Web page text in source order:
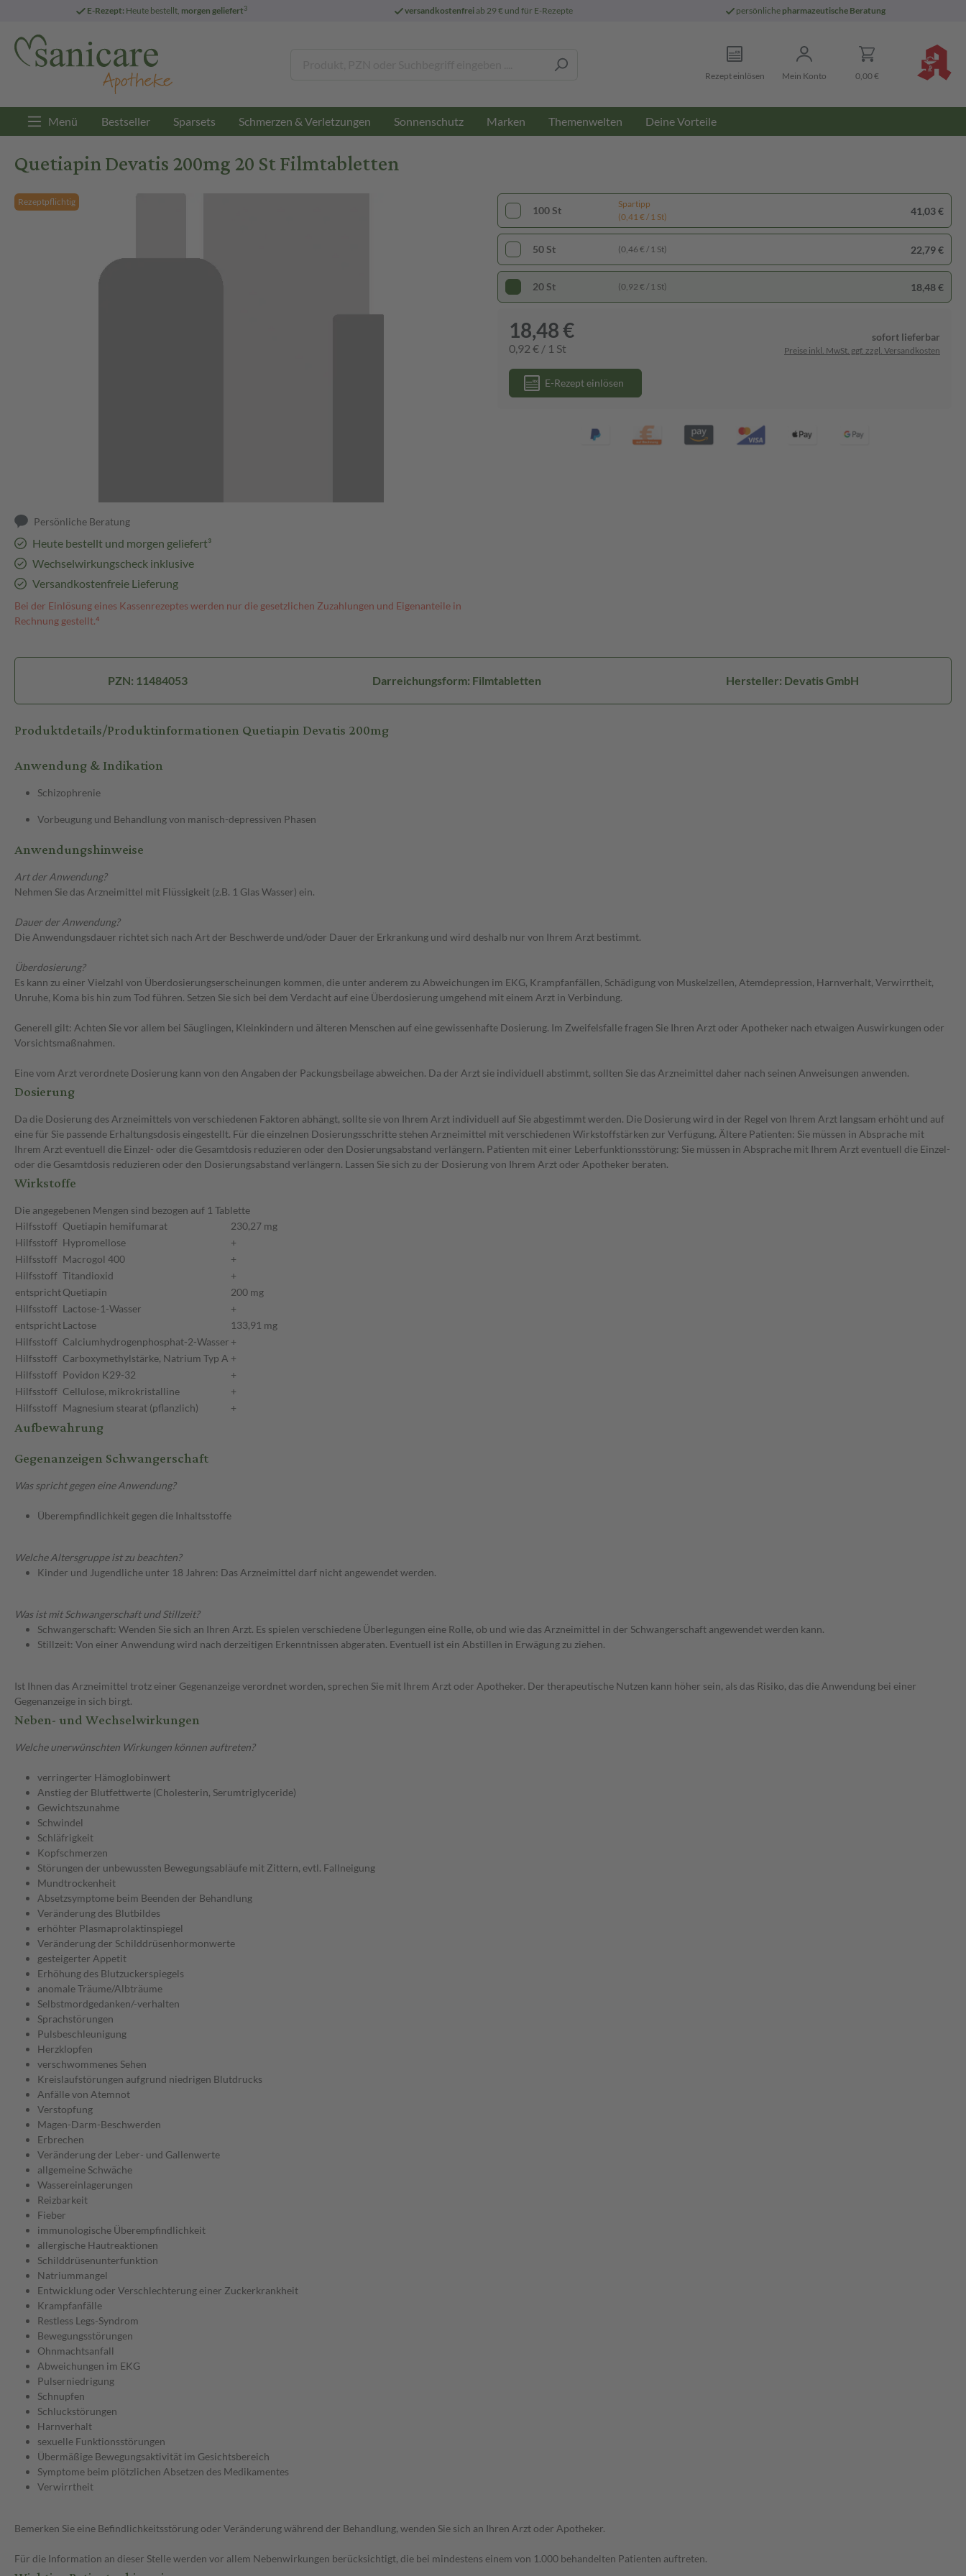
E-Rezept: Heute bestellt, morgen geliefert3 versandkostenfreiab 29 € und für E-Rezepte persönliche pharmazeutische Beratung
Rezept einlösen Mein Konto 0,00 €
Menü Bestseller Sparsets Schmerzen & Verletzungen Sonnenschutz Marken Themenwelten Deine Vorteile
Quetiapin Devatis 200mg 20 St Filmtabletten
Rezeptpflichtig
Persönliche Beratung
Heute bestellt und morgen geliefert³
Wechselwirkungscheck inklusive
Versandkostenfreie Lieferung
Bei der Einlösung eines Kassenrezeptes werden nur die gesetzlichen Zuzahlungen und Eigenanteile in
Rechnung gestellt.⁴
100 St
Spartipp
(0,41 € / 1 St)
41,03 €
50 St (0,46 € / 1 St) 22,79 €
20 St (0,92 € / 1 St) 18,48 €
18,48 €
0,92 € / 1 St
sofort lieferbar
Preise inkl. MwSt. ggf. zzgl. Versandkosten
E-Rezept einlösen
PZN: 11484053 Darreichungsform: Filmtabletten Hersteller: Devatis GmbH
Produktdetails/Produktinformationen Quetiapin Devatis 200mg
Anwendung & Indikation
Schizophrenie
Vorbeugung und Behandlung von manisch-depressiven Phasen
Anwendungshinweise
Art der Anwendung?
Nehmen Sie das Arzneimittel mit Flüssigkeit (z.B. 1 Glas Wasser) ein.
Dauer der Anwendung?
Die Anwendungsdauer richtet sich nach Art der Beschwerde und/oder Dauer der Erkrankung und wird deshalb nur von Ihrem Arzt bestimmt.
Überdosierung?
Es kann zu einer Vielzahl von Überdosierungserscheinungen kommen, die unter anderem zu Abweichungen im EKG, Krampfanfällen, Schädigung von Muskelzellen, Atemdepression, Harnverhalt, Verwirrtheit,
Unruhe, Koma bis hin zum Tod führen. Setzen Sie sich bei dem Verdacht auf eine Überdosierung umgehend mit einem Arzt in Verbindung.
Generell gilt: Achten Sie vor allem bei Säuglingen, Kleinkindern und älteren Menschen auf eine gewissenhafte Dosierung. Im Zweifelsfalle fragen Sie Ihren Arzt oder Apotheker nach etwaigen Auswirkungen oder
Vorsichtsmaßnahmen.
Eine vom Arzt verordnete Dosierung kann von den Angaben der Packungsbeilage abweichen. Da der Arzt sie individuell abstimmt, sollten Sie das Arzneimittel daher nach seinen Anweisungen anwenden.
Dosierung
Da die Dosierung des Arzneimittels von verschiedenen Faktoren abhängt, sollte sie von Ihrem Arzt individuell auf Sie abgestimmt werden. Die Dosierung wird in der Regel von Ihrem Arzt langsam erhöht und auf
eine für Sie passende Erhaltungsdosis eingestellt. Für die einzelnen Dosierungsschritte stehen Arzneimittel mit verschiedenen Wirkstoffstärken zur Verfügung. Ältere Patienten: Sie müssen in Absprache mit
Ihrem Arzt eventuell die Einzel- oder die Gesamtdosis reduzieren oder den Dosierungsabstand verlängern. Patienten mit einer Leberfunktionsstörung: Sie müssen in Absprache mit Ihrem Arzt eventuell die Einzel-
oder die Gesamtdosis reduzieren oder den Dosierungsabstand verlängern. Lassen Sie sich zu der Dosierung von Ihrem Arzt oder Apotheker beraten.
Wirkstoffe
Die angegebenen Mengen sind bezogen auf 1 Tablette
Hilfsstoff Quetiapin hemifumarat
230,27 mg
Hilfsstoff Hypromellose
+
Hilfsstoff Macrogol 400
+
Hilfsstoff Titandioxid
+
entsprichtQuetiapin
200 mg
Hilfsstoff Lactose-1-Wasser
+
entsprichtLactose
133,91 mg
Hilfsstoff Calciumhydrogenphosphat-2-Wasser +
Hilfsstoff Carboxymethylstärke, Natrium Typ A +
Hilfsstoff Povidon K29-32
+
Hilfsstoff Cellulose, mikrokristalline
+
Hilfsstoff Magnesium stearat (pflanzlich) +
Aufbewahrung
Gegenanzeigen Schwangerschaft
Was spricht gegen eine Anwendung?
Überempfindlichkeit gegen die Inhaltsstoffe
Welche Altersgruppe ist zu beachten?
Kinder und Jugendliche unter 18 Jahren: Das Arzneimittel darf nicht angewendet werden.
Was ist mit Schwangerschaft und Stillzeit?
Schwangerschaft: Wenden Sie sich an Ihren Arzt. Es spielen verschiedene Überlegungen eine Rolle, ob und wie das Arzneimittel in der Schwangerschaft angewendet werden kann.
Stillzeit: Von einer Anwendung wird nach derzeitigen Erkenntnissen abgeraten. Eventuell ist ein Abstillen in Erwägung zu ziehen.
Ist Ihnen das Arzneimittel trotz einer Gegenanzeige verordnet worden, sprechen Sie mit Ihrem Arzt oder Apotheker. Der therapeutische Nutzen kann höher sein, als das Risiko, das die Anwendung bei einer
Gegenanzeige in sich birgt.
Neben- und Wechselwirkungen
Welche unerwünschten Wirkungen können auftreten?
verringerter Hämoglobinwert
Anstieg der Blutfettwerte (Cholesterin, Serumtriglyceride)
Gewichtszunahme
Schwindel
Schläfrigkeit
Kopfschmerzen
Störungen der unbewussten Bewegungsabläufe mit Zittern, evtl. Fallneigung
Mundtrockenheit
Absetzsymptome beim Beenden der Behandlung
Veränderung des Blutbildes
erhöhter Plasmaprolaktinspiegel
Veränderung der Schilddrüsenhormonwerte
gesteigerter Appetit
Erhöhung des Blutzuckerspiegels
anomale Träume/Albträume
Selbstmordgedanken/-verhalten
Sprachstörungen
Pulsbeschleunigung
Herzklopfen
verschwommenes Sehen
Kreislaufstörungen aufgrund niedrigen Blutdrucks
Anfälle von Atemnot
Verstopfung
Magen-Darm-Beschwerden
Erbrechen
Veränderung der Leber- und Gallenwerte
allgemeine Schwäche
Wassereinlagerungen
Reizbarkeit
Fieber
immunologische Überempfindlichkeit
allergische Hautreaktionen
Schilddrüsenunterfunktion
Natriummangel
Entwicklung oder Verschlechterung einer Zuckerkrankheit
Krampfanfälle
Restless Legs-Syndrom
Bewegungsstörungen
Ohnmachtsanfall
Abweichungen im EKG
Pulserniedrigung
Schnupfen
Schluckstörungen
Harnverhalt
sexuelle Funktionsstörungen
Übermäßige Bewegungsaktivität im Gesichtsbereich
Symptome beim plötzlichen Absetzen des Medikamentes
Verwirrtheit
Bemerken Sie eine Befindlichkeitsstörung oder Veränderung während der Behandlung, wenden Sie sich an Ihren Arzt oder Apotheker.
Für die Information an dieser Stelle werden vor allem Nebenwirkungen berücksichtigt, die bei mindestens einem von 1.000 behandelten Patienten auftreten.